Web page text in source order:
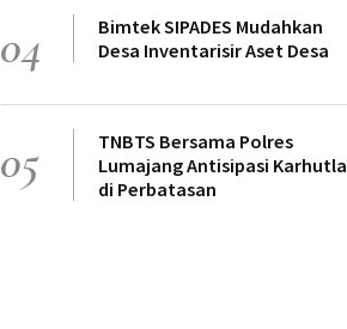
04
Bimtek SIPADES Mudahkan
Desa Inventarisir Aset Desa
05
TNBTS Bersama Polres
Lumajang Antisipasi Karhutla
di Perbatasan